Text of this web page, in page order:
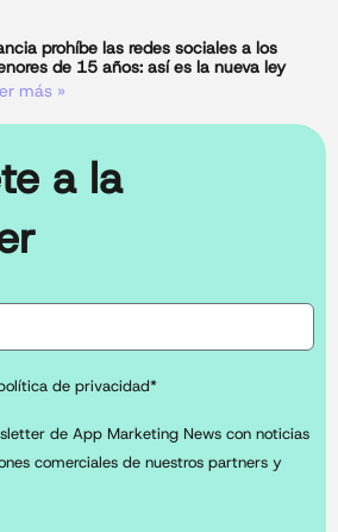
prohíbe las redes sociales a los
de 15 años: así es la nueva ley
más »
a la
de privacidad*
de App Marketing News con noticias
comerciales de nuestros partners y